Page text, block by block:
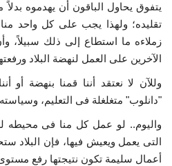
يتفوق يحاول الباقون أن يهدموه
تقليده؛ ولهذا يجب على كل واحد
زملاءه ما استطاع إلى ذلك سبيلاً،
الآخرين على العمل لنهضة البلاد
وللآن لا نعتقد أننا قمنا بنهضة أو
"دانلوب" متغلغلة فى التعليم، وسياسته
واليوم.. لو عمل كل منا فى محيطه
التى يعمل ويعيش فيها، فإن البلاد
أعمال سليمة تكون نتيجتها رفع